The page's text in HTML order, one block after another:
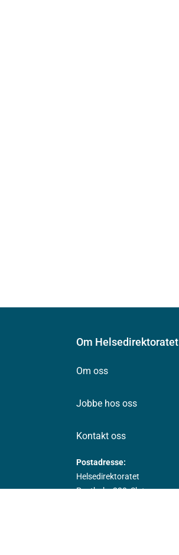
Om Helsedirektoratet
Om oss
Jobbe hos oss
Kontakt oss
Postadresse:
Helsedirektoratet
Postboks 220, Skøyen